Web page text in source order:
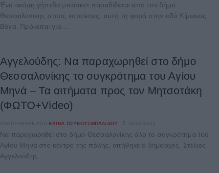
Ένα ακόμη γήπεδο μπάσκετ παραδίδεται από τον δήμο
Θεσσαλονικης στους κατοίκους, αυτή τη φορά στην οδό Κίμωνος
Βόγα. Πρόκειται για ...
Αγγελούδης: Να παραχωρηθεί στο δήμο
Θεσσαλονίκης το συγκρότημα του Αγίου
Μηνά – Τα αιτήματα προς τον Μητσοτάκη
(ΦΩΤΟ+Video)
ΑΝΑΡΤΉΘΗΚΕ ΑΠΌ ΕΛΊΝΑ ΤΟΥΚΟΥΣΜΠΑΛΊΔΟΥ
Να παραχωρηθεί στο δήμο Θεσσαλονίκης όλο το συγκρότημα του
Αγίου Μηνά στο κέντρο της πόλης, αιτήθηκε ο δήμαρχος, Στέλιος
Αγγελούδης ...